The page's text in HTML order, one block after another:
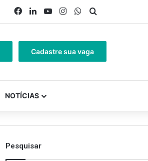
Facebook
LinkedinYouTubeInstagramWhatsApp
Cadastre sua vaga
NOTÍCIAS
Pesquisar